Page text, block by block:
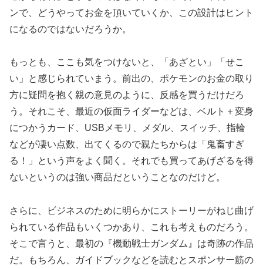
ンで、どうやってお金を頂いていくか、この設計はヒント
になるのではないだろうか。
もっとも、ここも気をつけないと、「あざとい」「せこ
い」と感じられていまう。前出の、ポケモンのお金の取り
方に疑問を抱く親の意見のように、反感を買うだけだろ
う。それこそ、最近の仮面ライダーなどは、ベルト＋変身
につかうカード、USBメモリ、メダル、スイッチ、指輪
などが凄い点数、出てくるので親たちからは「鬼畜すぎ
る！」という声をよく聞く。それでも買ってあげざるを得
ないというのは強い商品だということなのだけど。
さらに、ビジネスのために明らかにストーリーがねじ曲げ
られている作品もいくつかあり、これも考えものだろう。
そこで言うと、最初の『機動戦士ガンダム』は奇跡の作品
だ。もちろん、ガイドブックなどを読むとスポンサー筋の